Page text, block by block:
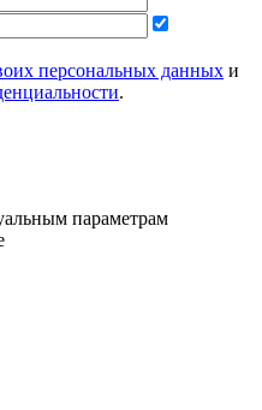
персональных данных и
.
параметрам